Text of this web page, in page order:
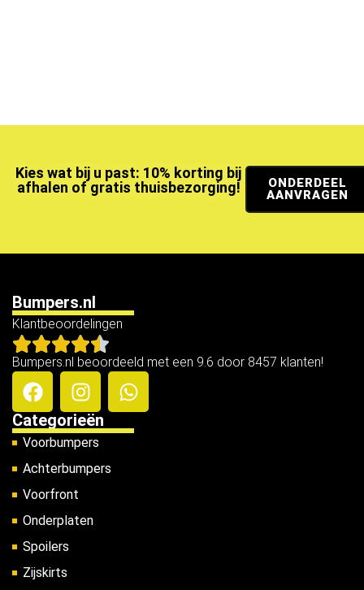
Kies wat bij u past: 10% korting bij
afhalen of gratis thuisbezorging!
ONDERDEEL
AANVRAGEN
Bumpers.nl
Klantbeoordelingen
Bumpers.nl beoordeeld met een 9.6 door 8457 klanten!
Categorieën
Voorbumpers
Achterbumpers
Voorfront
Onderplaten
Spoilers
Zijskirts